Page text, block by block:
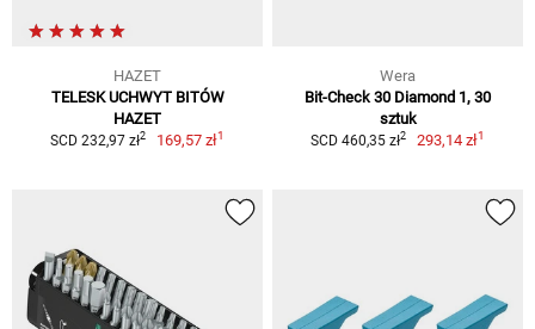
HAZET
TELESK UCHWYT BITÓW
HAZET
SCD 232,97 zł2 169,57 zł1
Wera
Bit-Check 30 Diamond 1, 30
sztuk
SCD 460,35 zł2 293,14 zł1